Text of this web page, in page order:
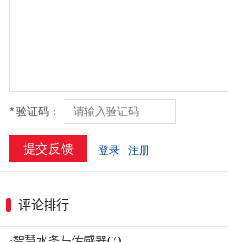
评论排行